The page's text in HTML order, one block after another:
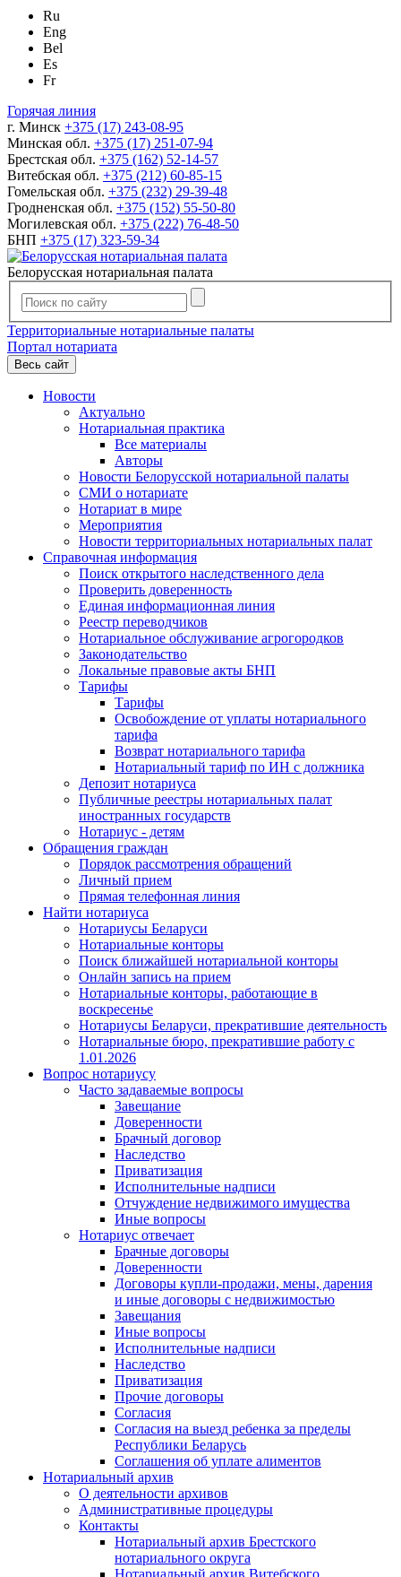
Ru
Eng
Bel
Es
Fr
Горячая линия
г. Минск +375 (17) 243-08-95
Минская обл. +375 (17) 251-07-94
Брестская обл. +375 (162) 52-14-57
Витебская обл. +375 (212) 60-85-15
Гомельская обл. +375 (232) 29-39-48
Гродненская обл. +375 (152) 55-50-80
Могилевская обл. +375 (222) 76-48-50
БНП +375 (17) 323-59-34
Белорусская нотариальная палата
Территориальные нотариальные палаты
Портал нотариата
Весь сайт
Новости
Актуально
Нотариальная практика
Все материалы
Авторы
Новости Белорусской нотариальной палаты
СМИ о нотариате
Нотариат в мире
Мероприятия
Новости территориальных нотариальных палат
Справочная информация
Поиск открытого наследственного дела
Проверить доверенность
Единая информационная линия
Реестр переводчиков
Нотариальное обслуживание агрогородков
Законодательство
Локальные правовые акты БНП
Тарифы
Тарифы
Освобождение от уплаты нотариального
тарифа
Возврат нотариального тарифа
Нотариальный тариф по ИН с должника
Депозит нотариуса
Публичные реестры нотариальных палат
иностранных государств
Нотариус - детям
Обращения граждан
Порядок рассмотрения обращений
Личный прием
Прямая телефонная линия
Найти нотариуса
Нотариусы Беларуси
Нотариальные конторы
Поиск ближайшей нотариальной конторы
Онлайн запись на прием
Нотариальные конторы, работающие в
воскресенье
Нотариусы Беларуси, прекратившие деятельность
Нотариальные бюро, прекратившие работу с
1.01.2026
Вопрос нотариусу
Часто задаваемые вопросы
Завещание
Доверенности
Брачный договор
Наследство
Приватизация
Исполнительные надписи
Отчуждение недвижимого имущества
Иные вопросы
Нотариус отвечает
Брачные договоры
Доверенности
Договоры купли-продажи, мены, дарения
и иные договоры с недвижимостью
Завещания
Иные вопросы
Исполнительные надписи
Наследство
Приватизация
Прочие договоры
Согласия
Согласия на выезд ребенка за пределы
Республики Беларусь
Соглашения об уплате алиментов
Нотариальный архив
О деятельности архивов
Административные процедуры
Контакты
Нотариальный архив Брестского
нотариального округа
Нотариальный архив Витебского